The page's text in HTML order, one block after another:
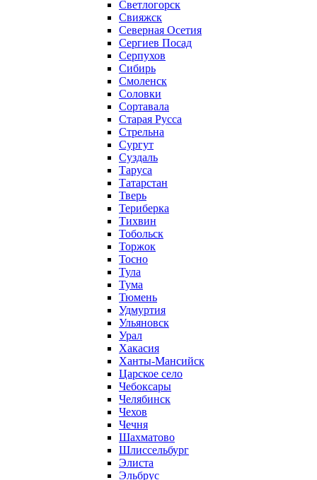
Светлогорск
Свияжск
Северная Осетия
Сергиев Посад
Серпухов
Сибирь
Смоленск
Соловки
Сортавала
Старая Русса
Стрельна
Сургут
Суздаль
Таруса
Татарстан
Тверь
Териберка
Тихвин
Тобольск
Торжок
Тосно
Тула
Тума
Тюмень
Удмуртия
Ульяновск
Урал
Хакасия
Ханты-Мансийск
Царское село
Чебоксары
Челябинск
Чехов
Чечня
Шахматово
Шлиссельбург
Элиста
Эльбрус